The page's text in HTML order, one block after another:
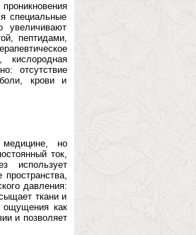
специальные
увеличивают
пептидами,
кислородная
отсутствие
крови и
но
ток,
использует
давления:
ткани и
ощущения как
и позволяет